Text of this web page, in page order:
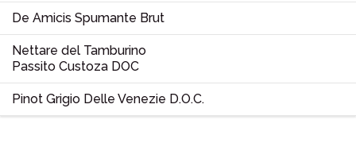
De Amicis Spumante Brut
Nettare del Tamburino
Passito Custoza DOC
Pinot Grigio Delle Venezie D.O.C.